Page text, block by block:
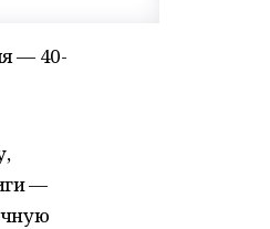
— 40-
—